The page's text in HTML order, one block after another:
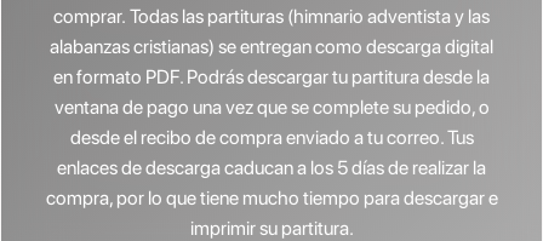
comprar. Todas las partituras (himnario adventista y las
alabanzas cristianas) se entregan como descarga digital
en formato PDF. Podrás descargar tu partitura desde la
ventana de pago una vez que se complete su pedido, o
desde el recibo de compra enviado a tu correo. Tus
enlaces de descarga caducan a los 5 días de realizar la
compra, por lo que tiene mucho tiempo para descargar e
imprimir su partitura.